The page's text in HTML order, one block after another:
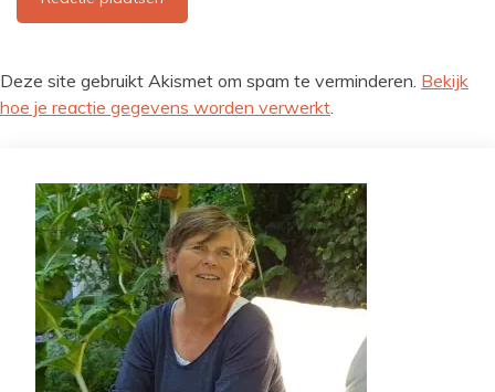
Deze site gebruikt Akismet om spam te verminderen. Bekijk
hoe je reactie gegevens worden verwerkt